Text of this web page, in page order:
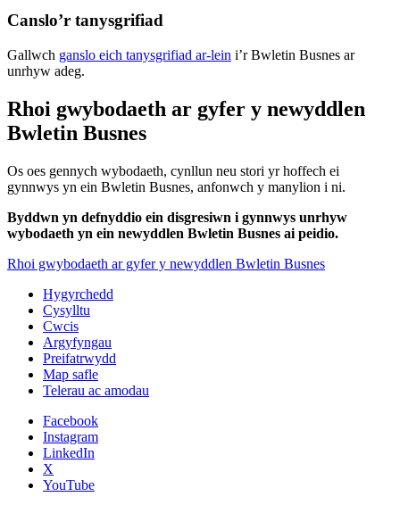
Canslo’r tanysgrifiad
Gallwch ganslo eich tanysgrifiad ar-lein i’r Bwletin Busnes ar
unrhyw adeg.
Rhoi gwybodaeth ar gyfer y newyddlen
Bwletin Busnes
Os oes gennych wybodaeth, cynllun neu stori yr hoffech ei
gynnwys yn ein Bwletin Busnes, anfonwch y manylion i ni.
Byddwn yn defnyddio ein disgresiwn i gynnwys unrhyw
wybodaeth yn ein newyddlen Bwletin Busnes ai peidio.
Rhoi gwybodaeth ar gyfer y newyddlen Bwletin Busnes
Hygyrchedd
Cysylltu
Cwcis
Argyfyngau
Preifatrwydd
Map safle
Telerau ac amodau
Facebook
Instagram
LinkedIn
X
YouTube